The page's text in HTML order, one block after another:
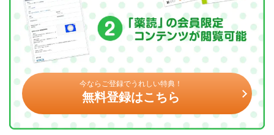
今ならご登録でうれしい特典！
無料登録はこちら